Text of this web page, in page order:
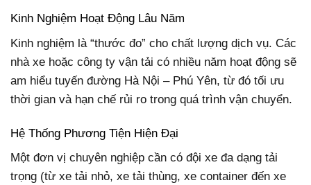
Kinh Nghiệm Hoạt Động Lâu Năm
Kinh nghiệm là “thước đo” cho chất lượng dịch vụ. Các
nhà xe hoặc công ty vận tải có nhiều năm hoạt động sẽ
am hiểu tuyến đường Hà Nội – Phú Yên, từ đó tối ưu
thời gian và hạn chế rủi ro trong quá trình vận chuyển.
Hệ Thống Phương Tiện Hiện Đại
Một đơn vị chuyên nghiệp cần có đội xe đa dạng tải
trọng (từ xe tải nhỏ, xe tải thùng, xe container đến xe